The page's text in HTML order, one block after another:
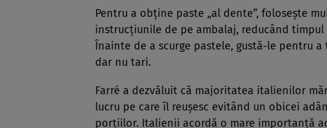
Pentru a obține paste „al dente”, folosește
instrucțiunile de pe ambalaj, reducând
Înainte de a scurge pastele, gustă-le pentru
dar nu tari.
Farré a dezvăluit că majoritatea italienilor
lucru pe care îl reușesc evitând un obicei
porțiilor. Italienii acordă o mare importanță